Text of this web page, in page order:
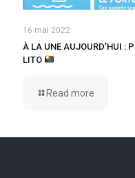
16 mai 2022
À LA UNE AUJOURD’HUI :
LITO
Read more